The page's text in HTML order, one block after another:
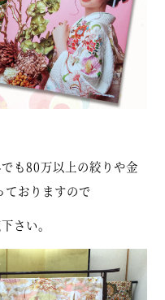
も80万以上の絞りや金
ておりますので
さい。